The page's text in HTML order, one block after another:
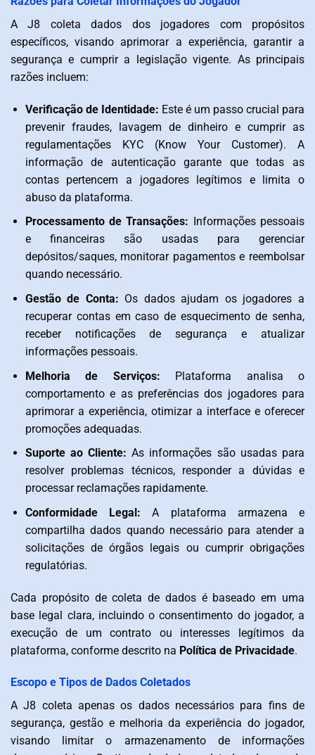
A J8 coleta dados dos jogadores com propósitos
específicos, visando aprimorar a experiência, garantir a
segurança e cumprir a legislação vigente. As principais
razões incluem:
Verificação de Identidade: Este é um passo crucial para
prevenir fraudes, lavagem de dinheiro e cumprir as
regulamentações KYC (Know Your Customer). A
informação de autenticação garante que todas as
contas pertencem a jogadores legítimos e limita o
abuso da plataforma.
Processamento de Transações: Informações pessoais
e financeiras são usadas para gerenciar
depósitos/saques, monitorar pagamentos e reembolsar
quando necessário.
Gestão de Conta: Os dados ajudam os jogadores a
recuperar contas em caso de esquecimento de senha,
receber notificações de segurança e atualizar
informações pessoais.
Melhoria de Serviços: Plataforma analisa o
comportamento e as preferências dos jogadores para
aprimorar a experiência, otimizar a interface e oferecer
promoções adequadas.
Suporte ao Cliente: As informações são usadas para
resolver problemas técnicos, responder a dúvidas e
processar reclamações rapidamente.
Conformidade Legal: A plataforma armazena e
compartilha dados quando necessário para atender a
solicitações de órgãos legais ou cumprir obrigações
regulatórias.
Cada propósito de coleta de dados é baseado em uma
base legal clara, incluindo o consentimento do jogador, a
execução de um contrato ou interesses legítimos da
plataforma, conforme descrito na Política de Privacidade.
Escopo e Tipos de Dados Coletados
A J8 coleta apenas os dados necessários para fins de
segurança, gestão e melhoria da experiência do jogador,
visando limitar o armazenamento de informações